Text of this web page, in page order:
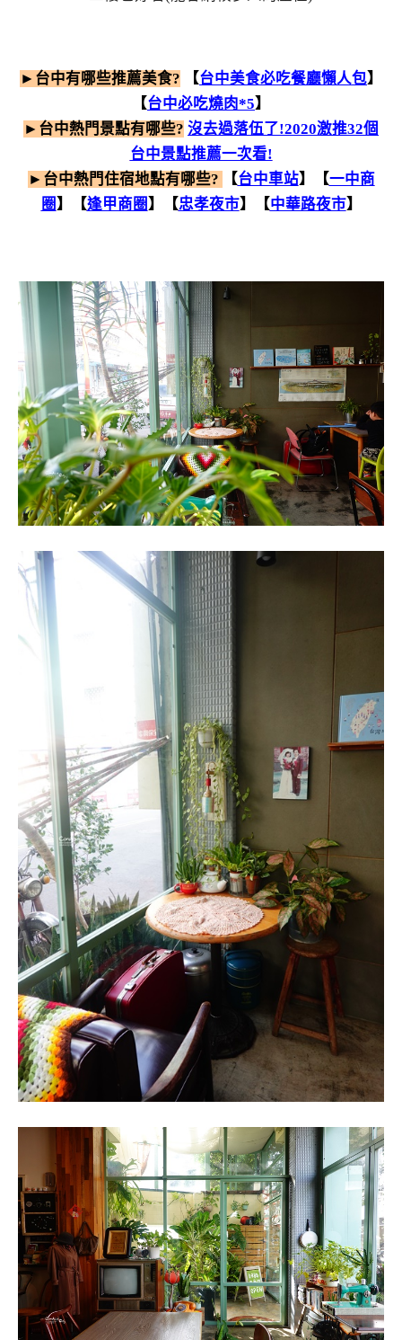
►台中有哪些推薦美食? 【台中美食必吃餐廳懶人包】
【台中必吃燒肉*5】
►台中熱門景點有哪些? 沒去過落伍了!2020激推32個
台中景點推薦一次看!
► 台中熱門住宿地點有哪些? 【台中車站】【一中商
圈 】【逢甲商圈 】【忠孝夜市】【中華路夜市】